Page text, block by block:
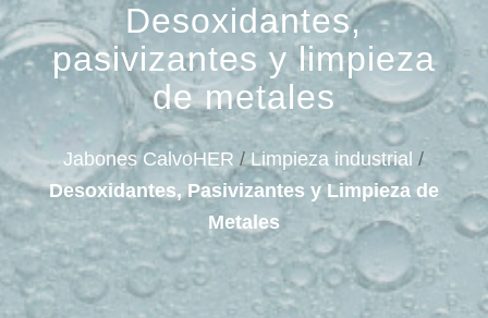
Desoxidantes,
pasivizantes y limpieza
de metales
Jabones CalvoHER /Limpieza industrial /
Desoxidantes, Pasivizantes y Limpieza de
Metales